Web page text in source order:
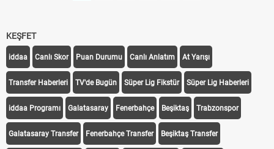
KEŞFET
iddaa Canlı Skor Puan Durumu Canlı Anlatım At Yarışı
Transfer Haberleri TV'de Bugün Süper Lig Fikstür Süper Lig Haberleri
iddaa Programı Galatasaray Fenerbahçe Beşiktaş Trabzonspor
Galatasaray Transfer Fenerbahçe Transfer Beşiktaş Transfer